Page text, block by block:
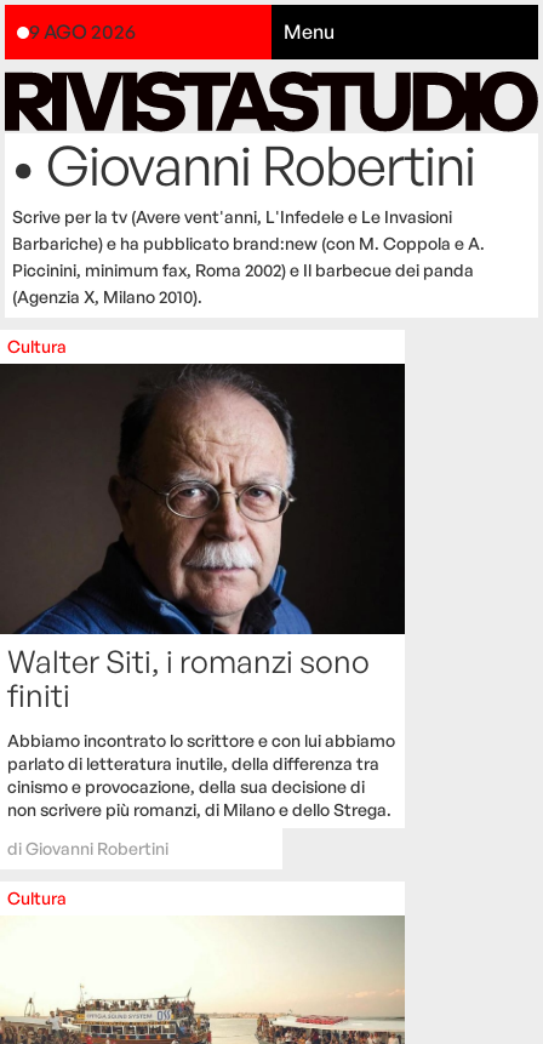
9 AGO 2026 Menu
• Giovanni Robertini
Scrive per la tv (Avere vent'anni, L'Infedele e Le Invasioni
Barbariche) e ha pubblicato brand:new (con M. Coppola e A.
Piccinini, minimum fax, Roma 2002) e Il barbecue dei panda
(Agenzia X, Milano 2010).
Cultura
Walter Siti, i romanzi sono
finiti
Abbiamo incontrato lo scrittore e con lui abbiamo
parlato di letteratura inutile, della differenza tra
cinismo e provocazione, della sua decisione di
non scrivere più romanzi, di Milano e dello Strega.
diGiovanni Robertini
Cultura